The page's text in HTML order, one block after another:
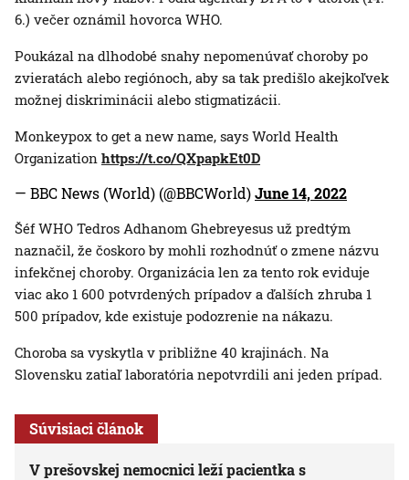
6.) večer oznámil hovorca WHO.
Poukázal na dlhodobé snahy nepomenúvať choroby po
zvieratách alebo regiónoch, aby sa tak predišlo akejkoľvek
možnej diskriminácii alebo stigmatizácii.
Monkeypox to get a new name, says World Health
Organization https://t.co/QXpapkEt0D
— BBC News (World) (@BBCWorld)June 14, 2022
Šéf WHO Tedros Adhanom Ghebreyesus už predtým
naznačil, že čoskoro by mohli rozhodnúť o zmene názvu
infekčnej choroby. Organizácia len za tento rok eviduje
viac ako 1 600 potvrdených prípadov a ďalších zhruba 1
500 prípadov, kde existuje podozrenie na nákazu.
Choroba sa vyskytla v približne 40 krajinách. Na
Slovensku zatiaľ laboratória nepotvrdili ani jeden prípad.
Súvisiaci článok
V prešovskej nemocnici leží pacientka s